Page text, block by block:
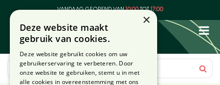
VANDAAG GEOPEND VAN10:00TOT17:00
×
Deze website maakt
gebruik van cookies.
Deze website gebruikt cookies om uw
gebruikerservaring te verbeteren. Door
onze website te gebruiken, stemt u in met
alle cookies in overeenstemming met ons